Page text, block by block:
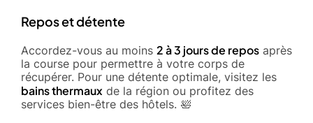
Repos et détente
Accordez-vous au moins 2 à 3 jours de repos après
la course pour permettre à votre corps de
récupérer. Pour une détente optimale, visitez les
bains thermaux de la région ou profitez des
services bien-être des hôtels. 🛀